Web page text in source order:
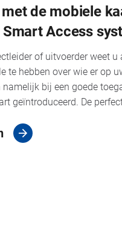
de mobiele
Access
of uitvoerder weet
te hebben over wie er op
bij een goede
geïntroduceerd. De